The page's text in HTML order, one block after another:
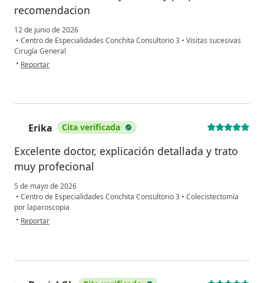
recomendacion
12 de junio de 2026
• Centro de Especialidades Conchita Consultorio 3 • Visitas sucesivas
Cirugía General
• en opinión del usuario Ricardo César Villarreal Elizondo
Reportar
Erika Cita verificada
Excelente doctor, explicación detallada y trato
muy profecional
5 de mayo de 2026
• Centro de Especialidades Conchita Consultorio 3 • Colecistectomía
por laparoscopia
• en opinión del usuario Erika
Reportar